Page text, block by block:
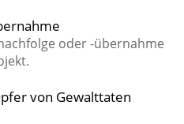
oder -übernahme
von Gewalttaten